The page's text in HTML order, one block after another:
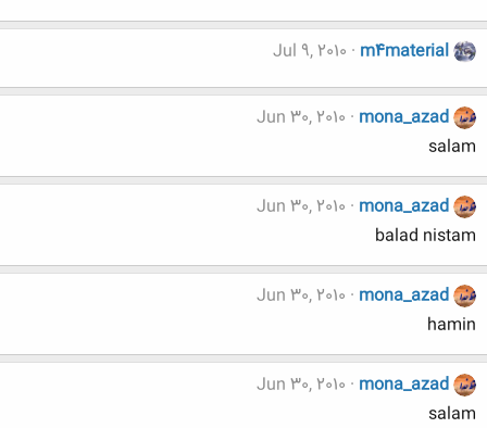
m4material
Jul 9, 2010
mona_azad
Jun 30, 2010
salam
mona_azad
Jun 30, 2010
balad nistam
mona_azad
Jun 30, 2010
hamin
mona_azad
Jun 30, 2010
salam